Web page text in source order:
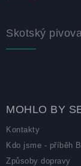
Skotský
MOHLO BY
Kontakty
Kdo jsme - příběh
Způsoby dopravy